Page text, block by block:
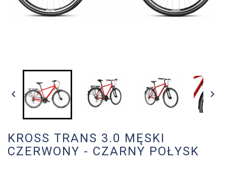
 
KROSS TRANS 3.0 MĘSKI
CZERWONY - CZARNY POŁYSK